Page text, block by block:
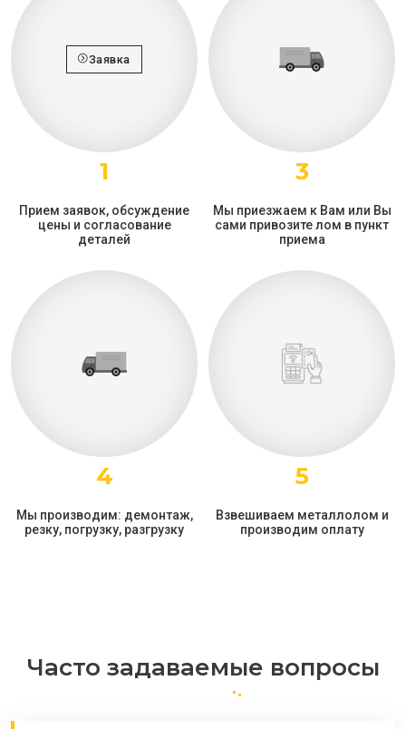
Заявка
1
Прием заявок, обсуждение
цены и согласование
деталей
3
Мы приезжаем к Вам или Вы
сами привозите лом в пункт
приема
4
Мы производим: демонтаж,
резку, погрузку, разгрузку
5
Взвешиваем металлолом и
производим оплату
Часто задаваемые вопросы